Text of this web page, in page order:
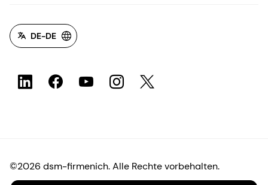
DE-DE
©2026 dsm-firmenich. Alle Rechte vorbehalten.